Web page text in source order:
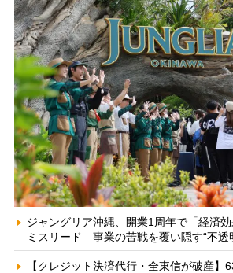
ジャングリア沖縄、開業1周年で「経済
ミスリード 事業の苦戦を覆い隠す“不透
【クレジット決済代行・全東信が破産】